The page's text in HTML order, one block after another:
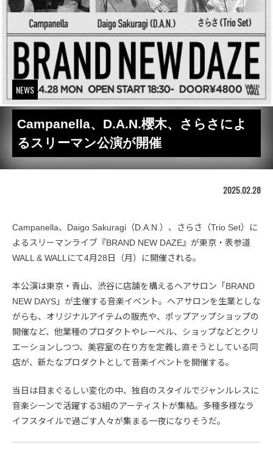
NEWS
Campanella、D.A.N.櫻木、さらさによ
るスリーマン公演が開催
2025.02.28
Campanella、Daigo Sakuragi（D.A.N.）、さらさ（Trio Set）に
よるスリーマンライブ『BRAND NEW DAZE』が東京・表参道
WALL & WALLにて4月28日（月）に開催される。
本公演は東京・青山、渋谷に店舗を構えるヘアサロン「BRAND
NEW DAYS」が主催する音楽イベント。ヘアサロンを生業としな
がらも、オリジナルアイテムの販売や、ポップアップショップの
開催など、他業種のプロダクトやレーベル、ショップなどとクリ
エーションしつつ、美容室の在り方を定義し直そうとしている同
店が、新たなプロダクトとして音楽イベントを開催する。
当日は目まぐるしい変化の中、独自のスタイルでジャンルレスに
音楽シーンで活躍する3組のアーティストが集結。多種多様なラ
イフスタイルで過ごす人々が集まる一夜になりそうだ。